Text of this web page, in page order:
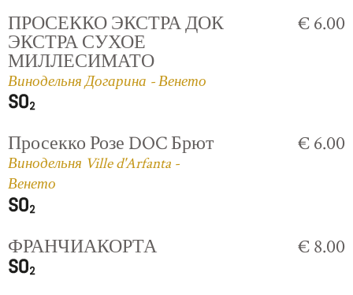
ПРОСЕККО ЭКСТРА ДОК
ЭКСТРА СУХОЕ
МИЛЛЕСИМАТО
Винодельня Догарина - Венето
€ 6.00
Просекко Розе DOC Брют
Винодельня Ville d'Arfanta -
Венето
€ 6.00
ФРАНЧИАКОРТА € 8.00